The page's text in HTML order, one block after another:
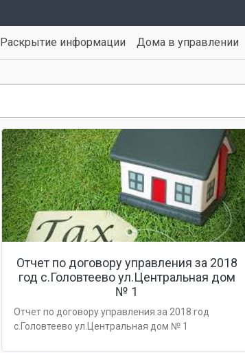
Раскрытие информации Дома в управлении
Отчет по договору управления за 2018
год с.Головтеево ул.Центральная дом
№ 1
Отчет по договору управления за 2018 год
с.Головтеево ул.Центральная дом № 1